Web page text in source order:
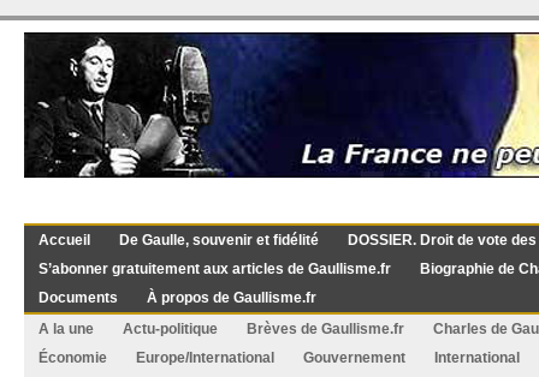
Accueil De Gaulle, souvenir et fidélité
DOSSIER. Droit de vote
S’abonner gratuitement aux articles de Gaullisme.fr
Biographie de
Documents
À propos de Gaullisme.fr
A la une
Actu-politique Brèves de Gaullisme.fr
Charles de
Économie
Europe/International Gouvernement
International